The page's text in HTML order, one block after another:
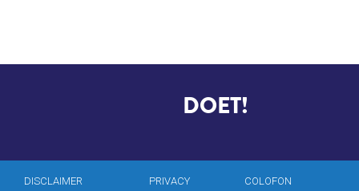
DOET!
DISCLAIMER PRIVACY COLOFON